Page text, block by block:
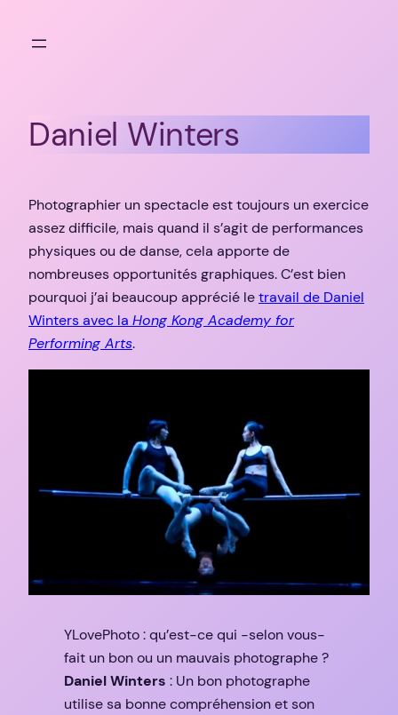
Daniel Winters
Photographier un spectacle est toujours un exercice
assez difficile, mais quand il s’agit de performances
physiques ou de danse, cela apporte de
nombreuses opportunités graphiques. C’est bien
pourquoi j’ai beaucoup apprécié letravail de Daniel
Winters avec la Hong Kong Academy for
Performing Arts.
YLovePhoto : qu’est-ce qui -selon vous-
fait un bon ou un mauvais photographe ?
Daniel Winters : Un bon photographe
utilise sa bonne compréhension et son